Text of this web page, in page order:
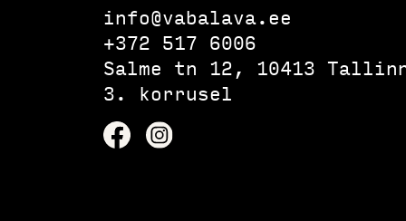
info@vabalava.ee
+372 517 6006
Salme tn 12, 10413
3. korrusel